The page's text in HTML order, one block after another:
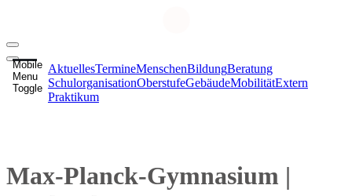
Mobile
Menu
Toggle
AktuellesTermineMenschenBildungBeratung
SchulorganisationOberstufeGebäudeMobilitätExtern
Praktikum
Max-Planck-Gymnasium |